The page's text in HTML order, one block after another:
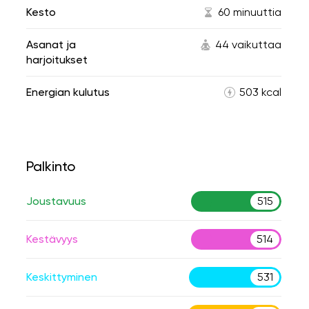
Kesto 60 minuuttia
Asanat ja
harjoitukset
44 vaikuttaa
Energian kulutus 503 kcal
Palkinto
Joustavuus 515
Kestävyys 514
Keskittyminen 531